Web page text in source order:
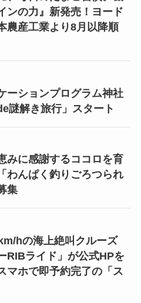
の力』新発売！ヨード
農産工業より8月以降順
ーションプログラム神社
謎解き旅行」スタート
みに感謝するココロを育
わんぱく釣りごろつられ
集
hの海上絶叫クルーズ
RIBライド」が公式HPを
マホで即予約完了の「ス